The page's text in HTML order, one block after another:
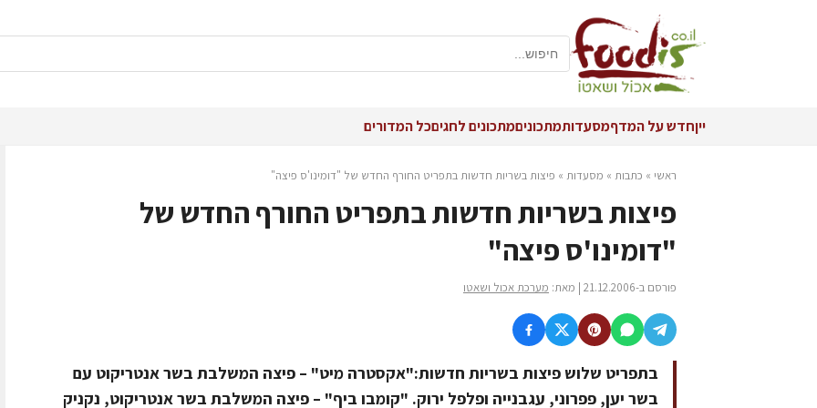
ייןחדש על המדףמסעדותמתכוניםמתכונים לחגיםכל המדורים
ראשי » כתבות » מסעדות » פיצות בשריות חדשות בתפריט החורף החדש של "דומינו'ס פיצה"
פיצות בשריות חדשות בתפריט החורף החדש של
"דומינו'ס פיצה"
פורסם ב-21.12.2006 | מאת: מערכת אכול ושאטו
בתפריט שלוש פיצות בשריות חדשות:"אקסטרה מיט" – פיצה המשלבת בשר אנטריקוט עם
בשר יען, פפרוני, עגבנייה ופלפל ירוק. "קומבו ביף" – פיצה המשלבת בשר אנטריקוט, נקניק